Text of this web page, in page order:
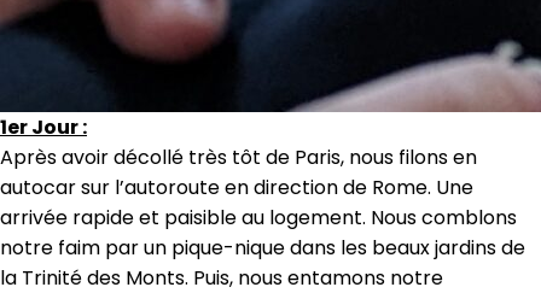
1er Jour :
Après avoir décollé très tôt de Paris, nous filons en
autocar sur l’autoroute en direction de Rome. Une
arrivée rapide et paisible au logement. Nous comblons
notre faim par un pique-nique dans les beaux jardins de
la Trinité des Monts. Puis, nous entamons notre